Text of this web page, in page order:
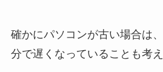
確かにパソコンが古い場合は
分で遅くなっていることも考え